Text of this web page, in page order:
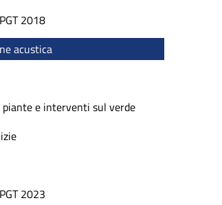
2018
acustica
e interventi sul verde
2023